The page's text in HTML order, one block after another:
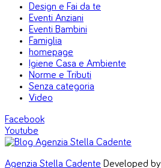
Design e Fai da te
Eventi Anziani
Eventi Bambini
Famiglia
homepage
Igiene Casa e Ambiente
Norme e Tributi
Senza categoria
Video
Facebook
Youtube
Agenzia Stella Cadente Developed by